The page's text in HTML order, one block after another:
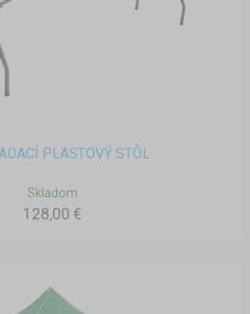
PLASTOVÝ STÔL
Skladom
128,00 €